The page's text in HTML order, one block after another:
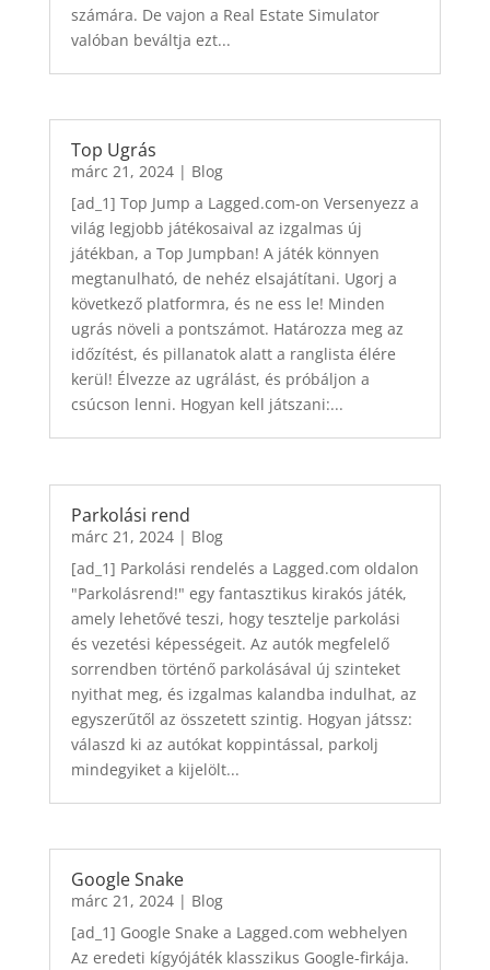
számára. De vajon a Real Estate Simulator
valóban beváltja ezt...
Top Ugrás
márc 21, 2024| Blog
[ad_1] Top Jump a Lagged.com-on Versenyezz a
világ legjobb játékosaival az izgalmas új
játékban, a Top Jumpban! A játék könnyen
megtanulható, de nehéz elsajátítani. Ugorj a
következő platformra, és ne ess le! Minden
ugrás növeli a pontszámot. Határozza meg az
időzítést, és pillanatok alatt a ranglista élére
kerül! Élvezze az ugrálást, és próbáljon a
csúcson lenni. Hogyan kell játszani:...
Parkolási rend
márc 21, 2024| Blog
[ad_1] Parkolási rendelés a Lagged.com oldalon
"Parkolásrend!" egy fantasztikus kirakós játék,
amely lehetővé teszi, hogy tesztelje parkolási
és vezetési képességeit. Az autók megfelelő
sorrendben történő parkolásával új szinteket
nyithat meg, és izgalmas kalandba indulhat, az
egyszerűtől az összetett szintig. Hogyan játssz:
válaszd ki az autókat koppintással, parkolj
mindegyiket a kijelölt...
Google Snake
márc 21, 2024| Blog
[ad_1] Google Snake a Lagged.com webhelyen
Az eredeti kígyójáték klasszikus Google-firkája.